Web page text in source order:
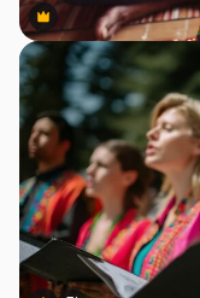
Premium
Premium